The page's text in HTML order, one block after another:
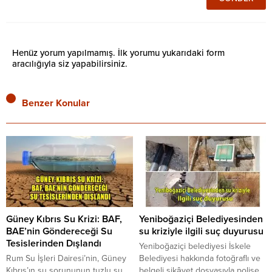
Henüz yorum yapılmamış. İlk yorumu yukarıdaki form
aracılığıyla siz yapabilirsiniz.
Benzer Konular
Güney Kıbrıs Su Krizi: BAF,
BAE’nin Göndereceği Su
Tesislerinden Dışlandı
Rum Su İşleri Dairesi’nin, Güney
Yeniboğaziçi Belediyesinden
su kriziyle ilgili suç duyurusu
Yeniboğaziçi belediyesi İskele
Belediyesi hakkında fotoğraflı ve